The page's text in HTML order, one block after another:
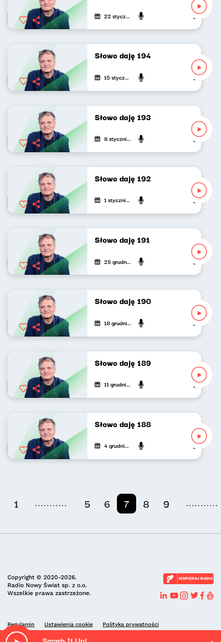
22 stycznia 2025 Jarosław
Słowo daję 194
15 stycznia 2025 Jarosław
Słowo daję 193
8 stycznia 2025 Jarosław
Słowo daję 192
1 stycznia 2025 Jarosław
Słowo daję 191
25 grudnia 2024 Jarosław
Słowo daję 190
18 grudnia 2024 Jarosław
Słowo daję 189
11 grudnia 2024 Jarosław
Słowo daję 188
4 grudnia 2024 Jarosław
1 ........... 5 6 7 8 9 ...........
Copyright © 2020-2026.
Radio Nowy Świat sp. z o.o.
Wszelkie prawa zastrzeżone.
WSPIERAJ RADIO
Regulamin Ustawienia cookie Polityka prywatności